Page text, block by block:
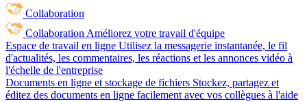
Collaboration
Collaboration Améliorez votre travail d'équipe
Espace de travail en ligne Utilisez la messagerie instantanée, le fil
d'actualités, les commentaires, les réactions et les annonces vidéo à
l'échelle de l'entreprise
Documents en ligne et stockage de fichiers Stockez, partagez et
éditez des documents en ligne facilement avec vos collègues à l'aide